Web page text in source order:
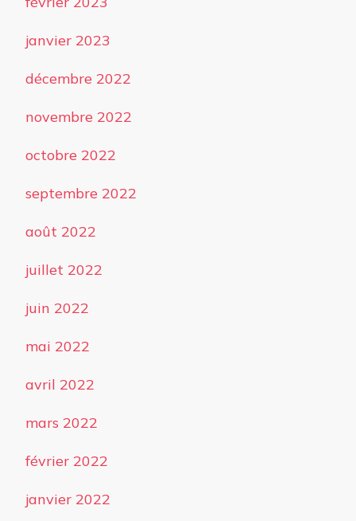
janvier 2023
décembre 2022
novembre 2022
octobre 2022
septembre 2022
août 2022
juillet 2022
juin 2022
mai 2022
avril 2022
mars 2022
février 2022
janvier 2022